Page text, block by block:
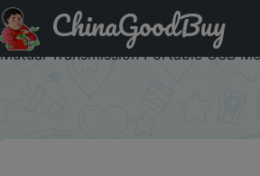
Придбати по знижці New Xiaomi
64G USB 3.2 Type-C Interface Mobile
Mutual Transmission Portable USB
ChinaGoodBuy